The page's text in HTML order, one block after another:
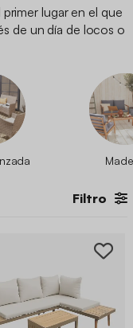
primer lugar en el que
de un día de locos o
tranquilidad y
de jardín en
la resina trenzada y
modelos de sofá de
se adapte a tus
crear tu propio
un vistazo a nuestro
Filtro